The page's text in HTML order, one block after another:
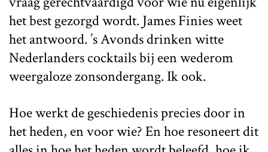
het best gezorgd wordt. James Finies weet
het antwoord. ’s Avonds drinken witte
Nederlanders cocktails bij een wederom
weergaloze zonsondergang. Ik ook.
Hoe werkt de geschiedenis precies door in
het heden, en voor wie? En hoe resoneert dit